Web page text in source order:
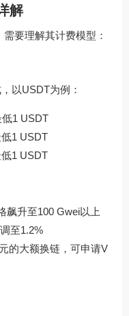
解
要理解其计费模型：
以USDT为例：
1 USDT
1 USDT
1 USDT
飙升至100 Gwei以上
至1.2%
的大额换链，可申请V